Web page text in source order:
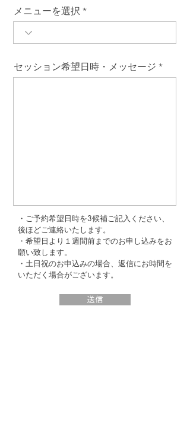
メニューを選択
セッション希望日時・メッセージ
・ご予約希望日時を3候補ご記入ください、
後ほどご連絡いたします。
・希望日より１週間前までのお申し込みをお
願い致します。
・土日祝のお申込みの場合、返信にお時間を
いただく場合がございます。
送信